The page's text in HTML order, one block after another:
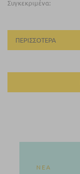
Συγκεκριμένα:
ΠΕΡΙΣΣΌΤΕΡΑ
ΝΈΑ